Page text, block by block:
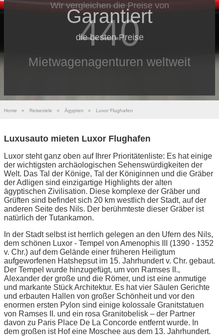
Wir vergleichen die Preise von
440
Mietwagenagenturen weltweit
Garantiert
die besten Preise
Home » Reiseziele » Ägypten » Luxor Flughafen
Luxusauto mieten Luxor Flughafen
Luxor steht ganz oben auf Ihrer Prioritätenliste: Es hat einige
der wichtigsten archäologischen Sehenswürdigkeiten der
Welt. Das Tal der Könige, Tal der Königinnen und die Gräber
der Adligen sind einzigartige Highlights der alten
ägyptischen Zivilisation. Diese komplexe der Gräber und
Grüften sind befindet sich 20 km westlich der Stadt, auf der
anderen Seite des Nils. Der berühmteste dieser Gräber ist
natürlich der Tutankamon.
In der Stadt selbst ist herrlich gelegen an den Ufern des Nils,
dem schönen Luxor - Tempel von Amenophis III (1390 - 1352
v. Chr.) auf dem Gelände einer früheren Heiligtum
aufgeworfenen Hatshepsut im 15. Jahrhundert v. Chr. gebaut.
Der Tempel wurde hinzugefügt, um von Ramses II.,
Alexander der große und die Römer, und ist eine anmutige
und markante Stück Architektur. Es hat vier Säulen Gerichte
und erbauten Hallen von großer Schönheit und vor den
enormen ersten Pylon sind einige kolossale Granitstatuen
von Ramses II. und ein rosa Granitobelisk – der Partner
davon zu Paris Place De La Concorde entfernt wurde. In
dem großen ist Hof eine Moschee aus dem 13. Jahrhundert.